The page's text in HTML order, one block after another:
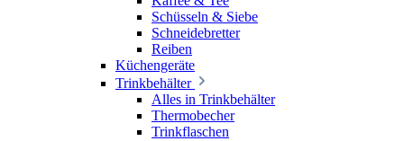
Schüsseln & Siebe
Schneidebretter
Reiben
Küchengeräte
Trinkbehälter
Alles in Trinkbehälter
Thermobecher
Trinkflaschen